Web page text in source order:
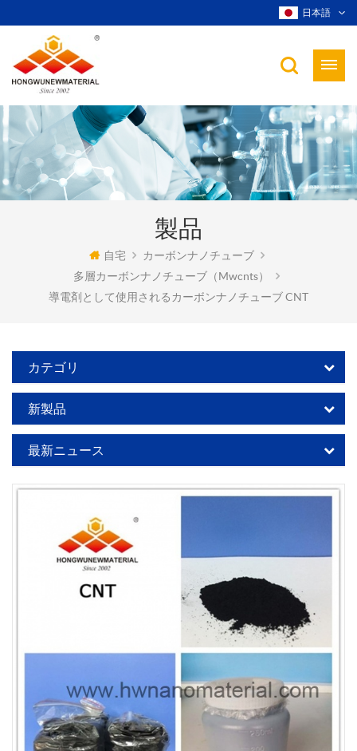
日本語
製品
自宅
カーボンナノチューブ
多層カーボンナノチューブ（mwcnts）
導電剤として使用されるカーボンナノチューブ CNT
カテゴリ
新製品
最新ニュース